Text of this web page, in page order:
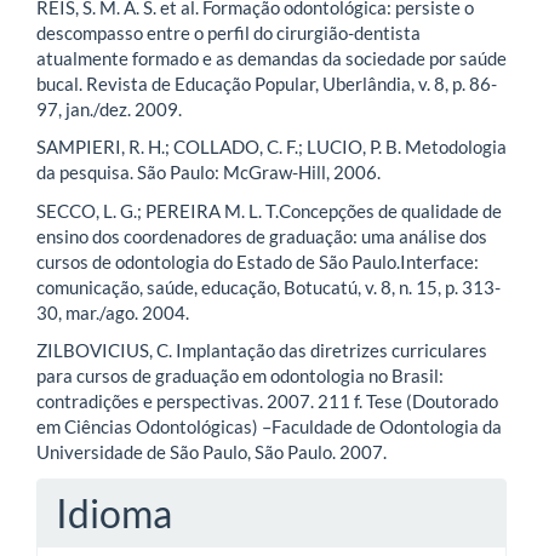
REIS, S. M. A. S. et al. Formação odontológica: persiste o
descompasso entre o perfil do cirurgião-dentista
atualmente formado e as demandas da sociedade por saúde
bucal. Revista de Educação Popular, Uberlândia, v. 8, p. 86-
97, jan./dez. 2009.
SAMPIERI, R. H.; COLLADO, C. F.; LUCIO, P. B. Metodologia
da pesquisa. São Paulo: McGraw-Hill, 2006.
SECCO, L. G.; PEREIRA M. L. T.Concepções de qualidade de
ensino dos coordenadores de graduação: uma análise dos
cursos de odontologia do Estado de São Paulo.Interface:
comunicação, saúde, educação, Botucatú, v. 8, n. 15, p. 313-
30, mar./ago. 2004.
ZILBOVICIUS, C. Implantação das diretrizes curriculares
para cursos de graduação em odontologia no Brasil:
contradições e perspectivas. 2007. 211 f. Tese (Doutorado
em Ciências Odontológicas) –Faculdade de Odontologia da
Universidade de São Paulo, São Paulo. 2007.
Idioma